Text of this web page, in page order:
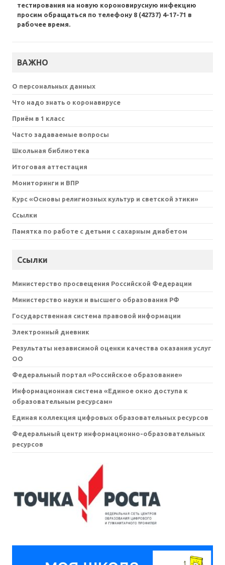
тестирования на новую короновирусную инфекцию
просим обращаться по телефону 8 (42737) 4-17-71 в
рабочее время.
ВАЖНО
О персональных данных
Что надо знать о коронавирусе
Приём в 1 класс
Часто задаваемые вопросы
Школьная библиотека
Итоговая аттестация
Мониторинги и ВПР
Курс «Основы религиозных культур и светской этики»
Ссылки
Памятка по работе с детьми с сахарным диабетом
Ссылки
Министерство просвещения Российской Федерации
Министерство науки и высшего образования РФ
Государственная система правовой информации
Электронный дневник
Результаты независимой оценки качества оказания услуг
ОО
Федеральный портал «Российское образование»
Информационная система «Единое окно доступа к
образовательным ресурсам»
Единая коллекция цифровых образовательных ресурсов
Федеральный центр информационно-образовательных
ресурсов